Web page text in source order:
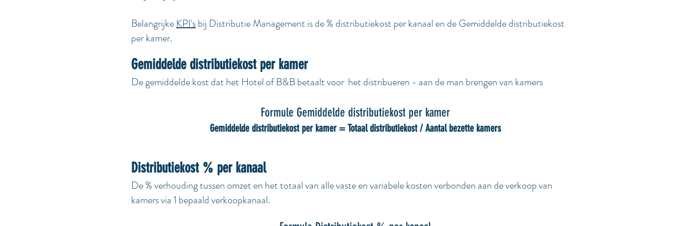
BelangrijkeKPI'sbij Distributie Management is de % distributiekost per kanaal en de Gemiddelde distributiekost
per kamer.
Gemiddelde distributiekost per kamer
De gemiddelde kost dat het Hotel of B&B betaalt voor het distribueren - aan de man brengen van kamers
Formule Gemiddelde distributiekost per kamer
Gemiddelde distributiekost per kamer = Totaal distributiekost / Aantal bezette kamers
Distributiekost % per kanaal
De % verhouding tussen omzet en het totaal van alle vaste en variabele kosten verbonden aan de verkoop van
kamers via 1 bepaald verkoopkanaal.